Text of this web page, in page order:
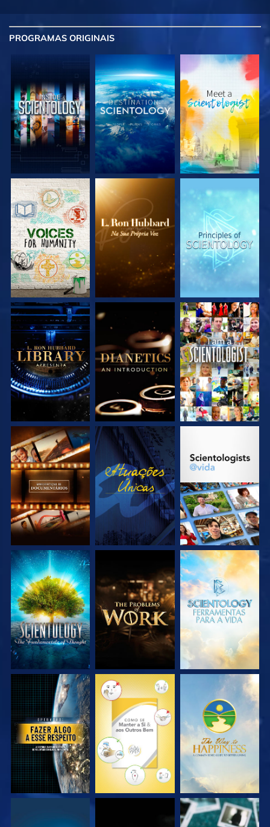
PROGRAMAS ORIGINAIS
EXPLORE A SÉRIE EXPLORE A SÉRIE EXPLORE A SÉRIE
EXPLORE A SÉRIE EXPLORE A SÉRIE VEJA
EXPLORE A SÉRIE VEJA EXPLORE A SÉRIE
EXPLORE A SÉRIE EXPLORE A SÉRIE EXPLORE A SÉRIE
VEJA VEJA VEJA